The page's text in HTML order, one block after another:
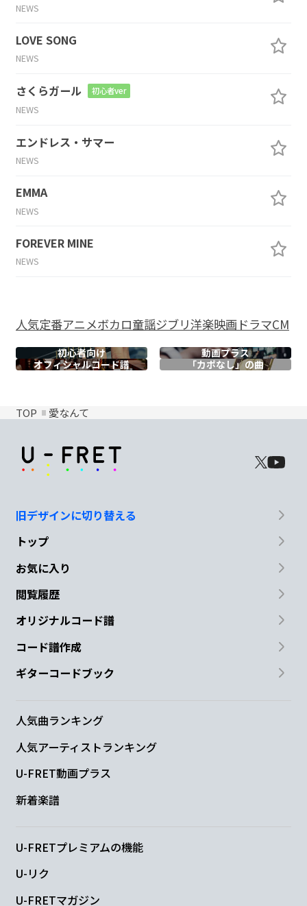
NEWS
LOVE SONG
NEWS
さくらガール 初心者ver
NEWS
エンドレス・サマー
NEWS
EMMA
NEWS
FOREVER MINE
NEWS
人気定番アニメボカロ童謡ジブリ洋楽映画ドラマCM
初心者向け
動画プラス
オフィシャルコード譜 「カポなし」の曲
TOP 愛なんて
旧デザインに切り替える
トップ
お気に入り
閲覧履歴
オリジナルコード譜
コード譜作成
ギターコードブック
人気曲ランキング
人気アーティストランキング
U-FRET動画プラス
新着楽譜
U-FRETプレミアムの機能
U-リク
U-FRETマガジン